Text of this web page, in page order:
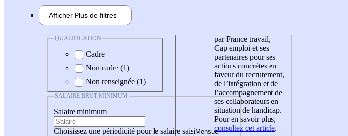
Afficher Plus de filtres
QUALIFICATION
Cadre
Non cadre (1)
Non renseignée (1)
SALAIRE BRUT MINIMUM
Salaire minimum
Choisissez une périodicité pour le salaire saisi
par France travail,
Cap emploi et ses
partenaires pour ses
actions concrètes en
faveur du recrutement,
de l’intégration et de
l’accompagnement de
ses collaborateurs en
situation de handicap.
Pour en savoir plus,
consultez cet article.